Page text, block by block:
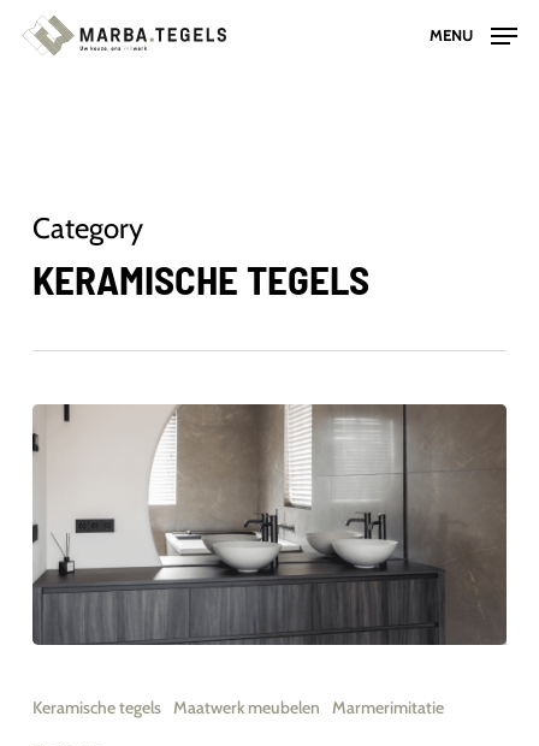
Skip
MENU
Category
KERAMISCHE TEGELS
woning
Keramische tegels Maatwerk meubelen Marmerimitatie